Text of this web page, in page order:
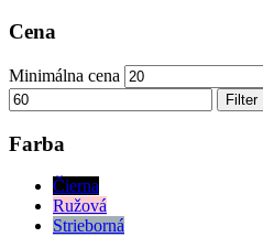
Cena
Minimálna cena
Filter
Farba
Čierna
Ružová
Strieborná